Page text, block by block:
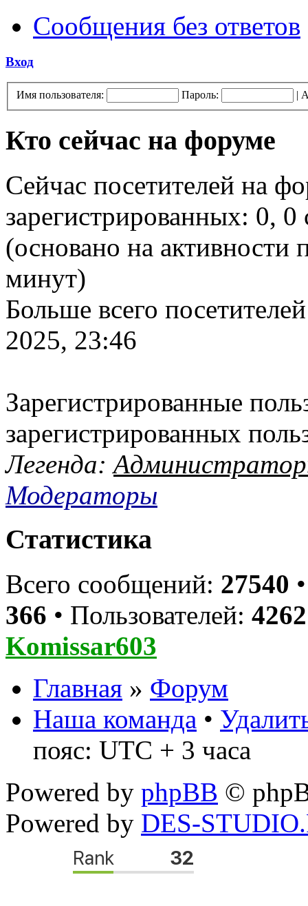
Сообщения без ответов
Вход
Имя пользователя: Пароль: |
Кто сейчас на форуме
Сейчас посетителей на
зарегистрированных: 0,
(основано на активности
минут)
Больше всего
2025, 23:46
Зарегистрированные
зарегистрированных
Легенда:
Модераторы
Статистика
Всего сообщений: 27540
366 • Пользователей: 4262
Komissar603
Главная » Форум
Наша команда •
пояс: UTC + 3 часа
Powered by phpBB ©
Powered by DES-